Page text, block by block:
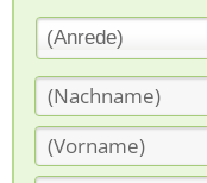
(Anrede)